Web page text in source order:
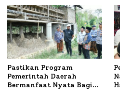
Pastikan Program
Pemerintah Daerah
Bermanfaat Nyata Bagi